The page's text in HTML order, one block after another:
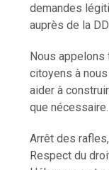
demandes
auprès de la
Nous
citoyens à
aider à
que nécessaire.
Arrêt des
Respect du